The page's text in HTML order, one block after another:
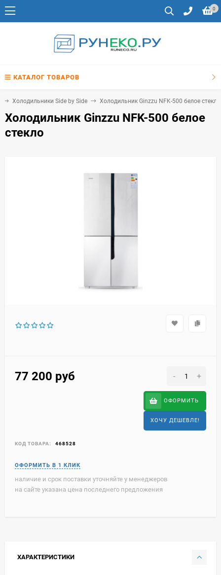
0
КАТАЛОГ ТОВАРОВ
Холодильники Side by Side Холодильник Ginzzu NFK-500 белое стекло
Холодильник Ginzzu NFK-500 белое
стекло
77 200 руб - +
ОФОРМИТЬ
ХОЧУ ДЕШЕВЛЕ!
КОД ТОВАРА: 468528
наличие и срок поставки уточняйте у менеджеров
на сайте указана цена последнего предложения
ХАРАКТЕРИСТИКИ